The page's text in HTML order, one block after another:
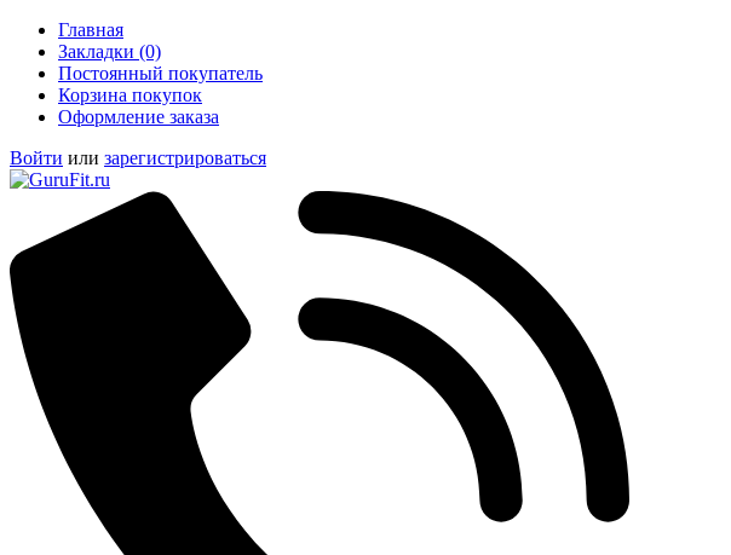
Главная
Закладки (0)
Постоянный покупатель
Корзина покупок
Оформление заказа
Войти или зарегистрироваться